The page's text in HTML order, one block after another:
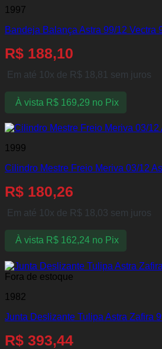
1997
Bandeja Balança Astra 99/12 Vectra
R$ 188,10
Em até 10x de R$ 18,81 sem juros
À vista R$169,29 no Pix
1999
Cilindro Mestre Freio Meriva 03/12
R$ 180,26
Em até 10x de R$ 18,03 sem juros
À vista R$162,24 no Pix
Fora de estoque
1982
Junta Deslizante Tulipa Astra Zafira
R$ 393,44